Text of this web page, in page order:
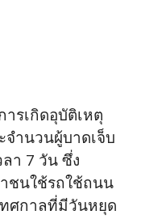
รเกิดอุบัติเหตุ
ำนวนผู้บาดเจ็บ
า 7 วัน ซึ่ง
ชนใช้รถใช้ถนน
ทศกาลที่มีวันหยุด